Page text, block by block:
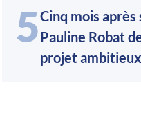
5Cinq mois
Pauline Robat
projet ambitieux